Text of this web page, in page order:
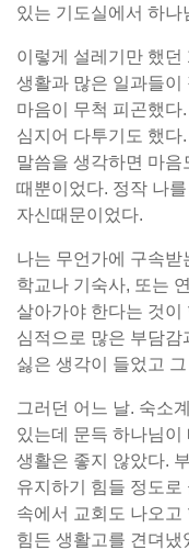
있는 기도실에서 하
이렇게 설레기만 했
생활과 많은 일과들이
마음이 무척 피곤했다
심지어 다투기도 했다
말씀을 생각하면 마음
때뿐이었다. 정작 나
자신때문이었다.
나는 무언가에 구속
학교나 기숙사, 또는
살아가야 한다는 것이
심적으로 많은 부담감
싫은 생각이 들었고
그러던 어느 날. 숙소
있는데 문득 하나님이
생활은 좋지 않았다.
유지하기 힘들 정도로
속에서 교회도 나오고
힘든 생활고를 견뎌냈